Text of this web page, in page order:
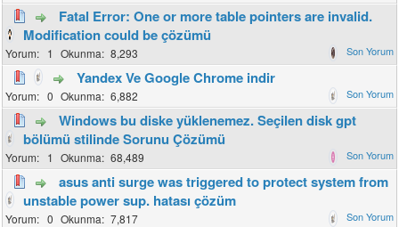
Fatal Error: One or more table pointers are invalid.
Modification could be çözümü
1 8,293
Yandex Ve Google Chrome indir
0 6,882
Windows bu diske yüklenemez. Seçilen disk gpt
bölümü stilinde Sorunu Çözümü
1 68,489
asus anti surge was triggered to protect system from
unstable power sup. hatası çözüm
0 7,817